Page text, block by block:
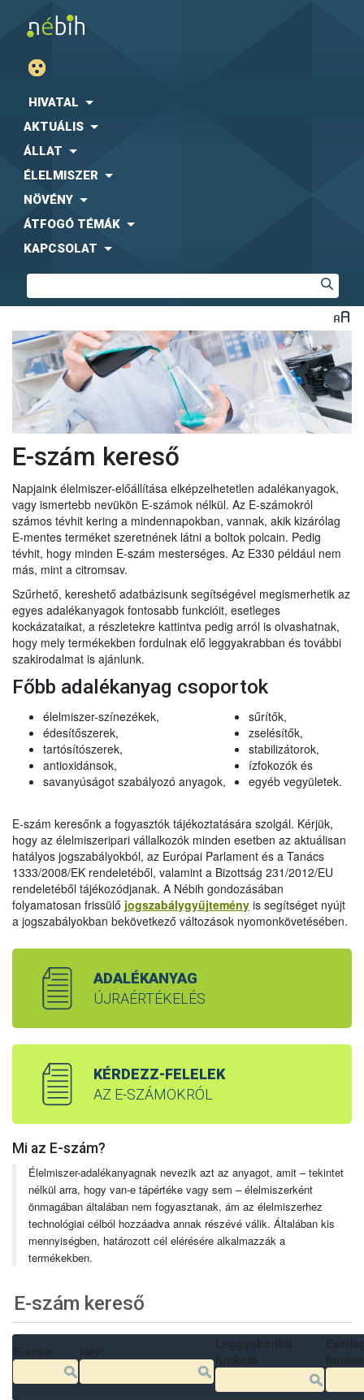
HIVATAL
AKTUÁLIS
ÁLLAT
ÉLELMISZER
NÖVÉNY
ÁTFOGÓ TÉMÁK
KAPCSOLAT
E-szám kereső
Napjaink élelmiszer-előállítása elképzelhetetlen adalékanyagok,
vagy ismertebb nevükön E-számok nélkül. Az E-számokról
számos tévhit kering a mindennapokban, vannak, akik kizárólag
E-mentes terméket szeretnének látni a boltok polcain. Pedig
tévhit, hogy minden E-szám mesterséges. Az E330 például nem
más, mint a citromsav.
Szűrhető, kereshető adatbázisunk segítségével megismerhetik az
egyes adalékanyagok fontosabb funkcióit, esetleges
kockázataikat, a részletekre kattintva pedig arról is olvashatnak,
hogy mely termékekben fordulnak elő leggyakrabban és további
szakirodalmat is ajánlunk.
Főbb adalékanyag csoportok
élelmiszer-színezékek,
édesítőszerek,
tartósítószerek,
antioxidánsok,
savanyúságot szabályozó anyagok,
sűrítők,
zselésítők,
stabilizátorok,
ízfokozók és
egyéb vegyületek.
E-szám keresőnk a fogyasztók tájékoztatására szolgál. Kérjük,
hogy az élelmiszeripari vállalkozók minden esetben az aktuálisan
hatályos jogszabályokból, az Európai Parlament és a Tanács
1333/2008/EK rendeletéből, valamint a Bizottság 231/2012/EU
rendeletéből tájékozódjanak. A Nébih gondozásában
folyamatosan frissülő jogszabálygyűjtemény is segítséget nyújt
a jogszabályokban bekövetkező változások nyomonkövetésében.
ADALÉKANYAG
ÚJRAÉRTÉKELÉS
KÉRDEZZ-FELELEK
AZ E-SZÁMOKRÓL
Mi az E-szám?
Élelmiszer-adalékanyagnak nevezik azt az anyagot, amit – tekintet
nélkül arra, hogy van-e tápértéke vagy sem – élelmiszerként
önmagában általában nem fogyasztanak, ám az élelmiszerhez
technológiai célból hozzáadva annak részévé válik. Általában kis
mennyiségben, határozott cél elérésére alkalmazzák a
termékekben.
E-szám kereső